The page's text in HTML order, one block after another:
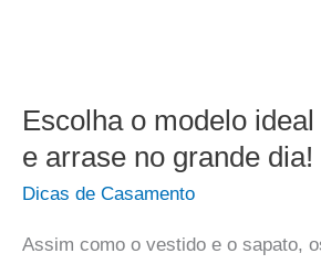
Escolha o modelo
e arrase no grande dia!
Dicas de Casamento
Assim como o vestido e o sapato,